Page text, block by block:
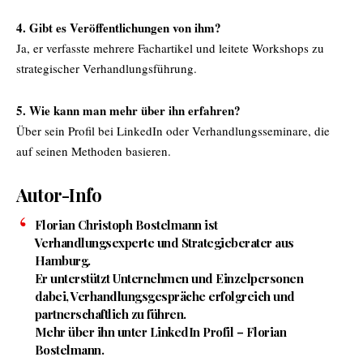
4. Gibt es Veröffentlichungen von ihm?
Ja, er verfasste mehrere Fachartikel und leitete Workshops zu
strategischer Verhandlungsführung.
5. Wie kann man mehr über ihn erfahren?
Über sein Profil bei LinkedIn oder Verhandlungsseminare, die
auf seinen Methoden basieren.
Autor-Info
Florian Christoph Bostelmannist
Verhandlungsexperte und Strategieberater aus
Hamburg.
Er unterstützt Unternehmen und Einzelpersonen
dabei, Verhandlungsgespräche erfolgreich und
partnerschaftlich zu führen.
Mehr über ihn unter LinkedIn Profil – Florian
Bostelmann.